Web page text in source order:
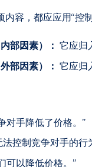
内容，都应应用“控
部因素）： 它应归
部因素）： 它应归
对手降低了价格。”
法控制竞争对手的行
可以降低价格。”